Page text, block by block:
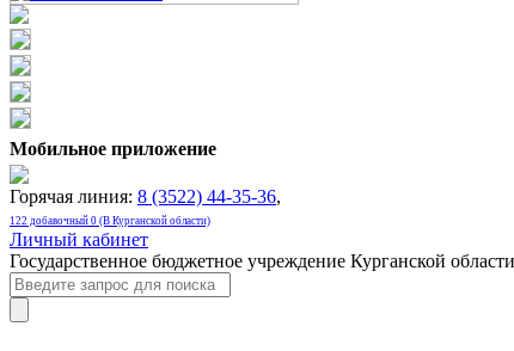
Мобильное приложение
Горячая линия: 8 (3522) 44-35-36,
122 добавочный 0 (В Курганской области)
Личный кабинет
Государственное бюджетное учреждение Курганской